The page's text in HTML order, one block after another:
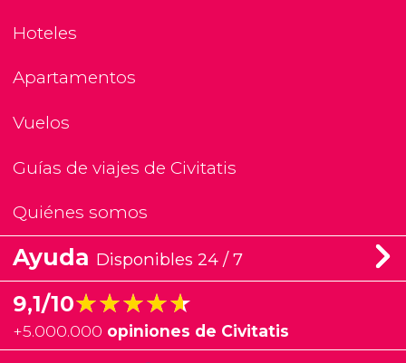
Hoteles
Apartamentos
Vuelos
Guías de viajes de Civitatis
Quiénes somos
Ayuda Disponibles 24 / 7
9,1/10★★★★★
★★★★★
+5.000.000 opiniones de Civitatis